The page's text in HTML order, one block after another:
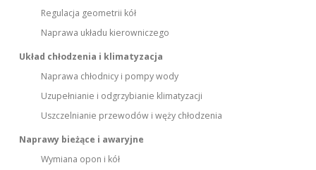
Regulacja geometrii kół
Naprawa układu kierowniczego
Układ chłodzenia i klimatyzacja
Naprawa chłodnicy i pompy wody
Uzupełnianie i odgrzybianie klimatyzacji
Uszczelnianie przewodów i węży chłodzenia
Naprawy bieżące i awaryjne
Wymiana opon i kół